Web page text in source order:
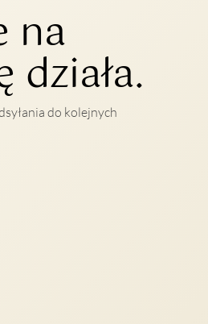
na
do kolejnych